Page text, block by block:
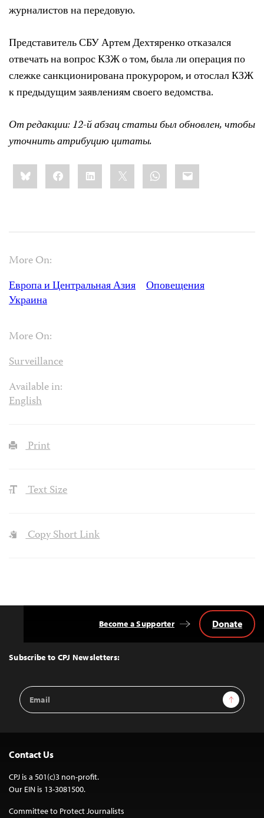
журналистов на передовую.
Представитель СБУ Артем Дехтяренко отказался
отвечать на вопрос КЗЖ о том, была ли операция по
слежке санкционирована прокурором, и отослал КЗЖ
к предыдущим заявлениям своего ведомства.
От редакции: 12-й абзац статьи был обновлен, чтобы
уточнить атрибуцию цитаты.
Share
this:BlueskyFacebookLinkedIn WhatsApp
Email
More On:
Европа и Центральная Азия
Оповещения
Украина
More On:
Surveillance
Available in:
English
Print
Text Size
Copy Short Link
Top
Subscribe to CPJ Newsletters:
Email
Address
Sign Up
Become a Supporter Donate
Contact Us
CPJ is a 501(c)3 non-profit.
Our EIN is 13-3081500.
Committee to Protect Journalists